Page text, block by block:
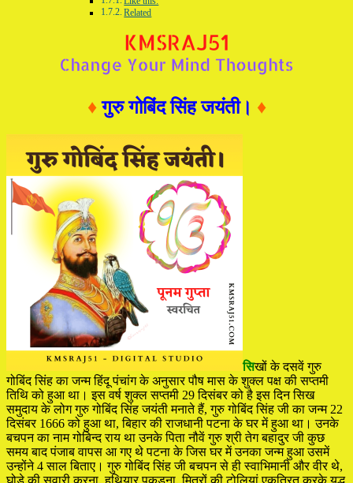
Related
♦गुरु गोबिंद सिंह जयंती। ♦
सिखों के दसवें गुरु
गोबिंद सिंह का जन्म हिंदू पंचांग के अनुसार पौष मास के शुक्ल पक्ष की सप्तमी
तिथि को हुआ था। इस वर्ष शुक्ल सप्तमी 29 दिसंबर को है इस दिन सिख
समुदाय के लोग गुरु गोबिंद सिंह जयंती मनाते हैं, गुरु गोबिंद सिंह जी का जन्म 22
दिसंबर 1666 को हुआ था, बिहार की राजधानी पटना के घर में हुआ था। उनके
बचपन का नाम गोबिन्द राय था उनके पिता नौवें गुरु श्री तेग बहादुर जी कुछ
समय बाद पंजाब वापस आ गए थे पटना के जिस घर में उनका जन्म हुआ उसमें
उन्होंने 4 साल बिताए। गुरु गोबिंद सिंह जी बचपन से ही स्वाभिमानी और वीर थे,
घोड़े की सवारी करना, हथियार पकड़ना, मित्रों की टोलियां एकत्रित करके युद्ध